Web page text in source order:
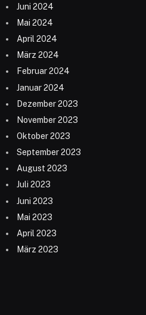
Juni 2024
Mai 2024
April 2024
März 2024
Februar 2024
Januar 2024
Dezember 2023
November 2023
Oktober 2023
September 2023
August 2023
Juli 2023
Juni 2023
Mai 2023
April 2023
März 2023